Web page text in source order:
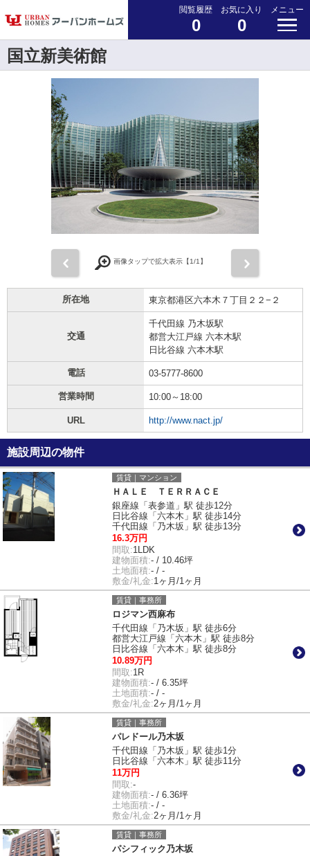
閲覧履歴
0
お気に入り
0
メニュー
国立新美術館
画像タップで拡大表示【1/1】
所在地 東京都港区六本木７丁目２２−２
交通
千代田線 乃木坂駅
都営大江戸線 六本木駅
日比谷線 六本木駅
電話 03-5777-8600
営業時間 10:00～18:00
URL http://www.nact.jp/
施設周辺の物件
賃貸｜マンション
ＨＡＬＥ ＴＥＲＲＡＣＥ
銀座線「表参道」駅 徒歩12分
日比谷線「六本木」駅 徒歩14分
千代田線「乃木坂」駅 徒歩13分
16.3万円
間取:1LDK
建物面積:- / 10.46坪
土地面積:- / -
敷金/礼金:1ヶ月/1ヶ月
賃貸｜事務所
ロジマン西麻布
千代田線「乃木坂」駅 徒歩6分
都営大江戸線「六本木」駅 徒歩8分
日比谷線「六本木」駅 徒歩8分
10.89万円
間取:1R
建物面積:- / 6.35坪
土地面積:- / -
敷金/礼金:2ヶ月/1ヶ月
賃貸｜事務所
パレドール乃木坂
千代田線「乃木坂」駅 徒歩1分
日比谷線「六本木」駅 徒歩11分
11万円
間取:-
建物面積:- / 6.36坪
土地面積:- / -
敷金/礼金:2ヶ月/1ヶ月
賃貸｜事務所
パシフィック乃木坂